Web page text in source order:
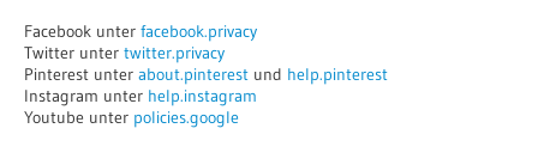
Facebook unter facebook.privacy
Twitter unter twitter.privacy
Pinterest unter about.pinterest und help.pinterest
Instagram unter help.instagram
Youtube unter policies.google